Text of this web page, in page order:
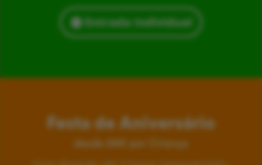
Entrada Individual
Festa de Aniversário
desde 24€ por Criança